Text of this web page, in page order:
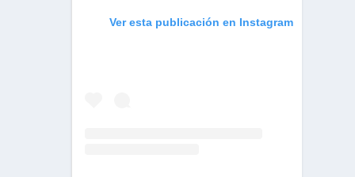
Ver esta publicación en Instagram